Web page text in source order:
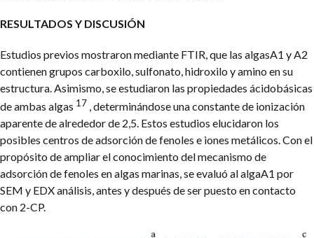
RESULTADOS Y DISCUSIÓN
Estudios previos mostraron mediante FTIR, que las algasA1 y A2
contienen grupos carboxilo, sulfonato, hidroxilo y amino en su
estructura. Asimismo, se estudiaron las propiedades ácidobásicas
de ambas algas 17 , determinándose una constante de ionización
aparente de alrededor de 2,5. Estos estudios elucidaron los
posibles centros de adsorción de fenoles e iones metálicos. Con el
propósito de ampliar el conocimiento del mecanismo de
adsorción de fenoles en algas marinas, se evaluó al algaA1 por
SEM y EDX análisis, antes y después de ser puesto en contacto
con 2-CP.